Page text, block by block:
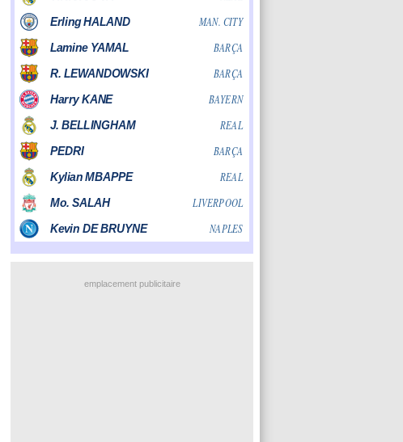
emplacement publicitaire